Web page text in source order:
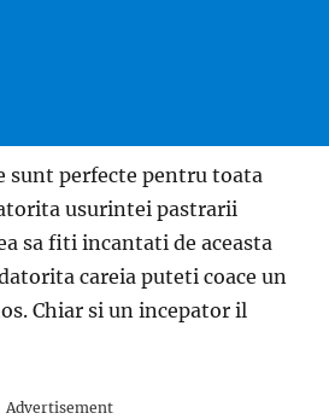
sunt perfecte pentru toata
usurintei pastrarii
sa fiti incantati de aceasta
careia puteti coace un
Chiar si un incepator il
Advertisement